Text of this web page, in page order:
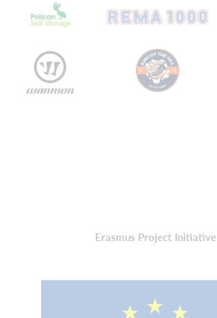
Erasmus Project Initiative